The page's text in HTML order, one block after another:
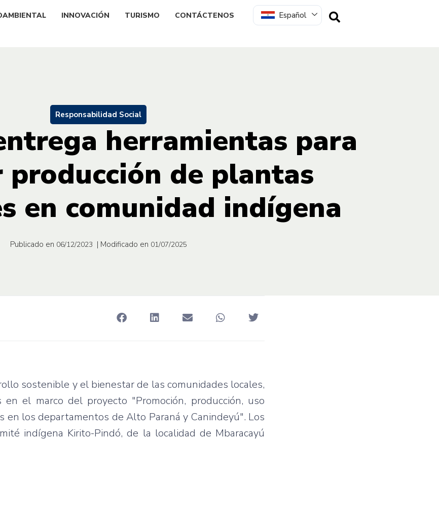
INNOVACIÓN TURISMO CONTÁCTENOS Español
Responsabilidad Social
herramientas para
producción de plantas
en comunidad indígena
Publicado en 06/12/2023 | Modificado en 01/07/2025
sostenible y el bienestar de las comunidades locales,
el marco del proyecto "Promoción, producción, uso
los departamentos de Alto Paraná y Canindeyú". Los
indígena Kirito-Pindó, de la localidad de Mbaracayú